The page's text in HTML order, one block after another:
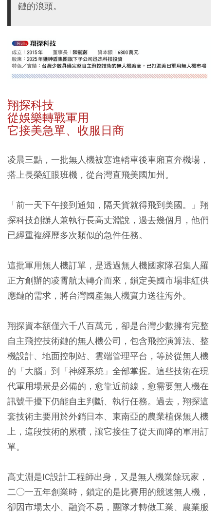
鏈的浪頭。
翔探科技
從娛樂轉戰軍用
它接美急單、收服日商
凌晨三點，一批無人機被塞進轎車後車廂直奔機場，
搭上長榮紅眼班機，從台灣直飛美國加州。
「前一天下午接到通知，隔天貨就得飛到美國。」翔
探科技創辦人兼執行長高丈淵說，過去幾個月，他們
已經重複經歷多次類似的急件任務。
這批軍用無人機訂單，是透過無人機國家隊召集人羅
正方創辦的凌霄航太轉介而來，鎖定美國市場非紅供
應鏈的需求，將台灣國產無人機實力送往海外。
翔探資本額僅六千八百萬元，卻是台灣少數擁有完整
自主飛控技術鏈的無人機公司，包含飛控演算法、整
機設計、地面控制站、雲端管理平台，等於從無人機
的「大腦」到「神經系統」全部掌握。這些技術在現
代軍用場景是必備的，愈靠近前線，愈需要無人機在
訊號干擾下仍能自主判斷、執行任務。過去，翔探這
套技術主要用於外銷日本、東南亞的農業植保無人機
上，這段技術的累積，讓它接住了從天而降的軍用訂
單。
高丈淵是IC設計工程師出身，又是無人機業餘玩家，
二○一五年創業時，鎖定的是比賽用的競速無人機，
卻因市場太小、融資不易，團隊才轉做工業、農業服